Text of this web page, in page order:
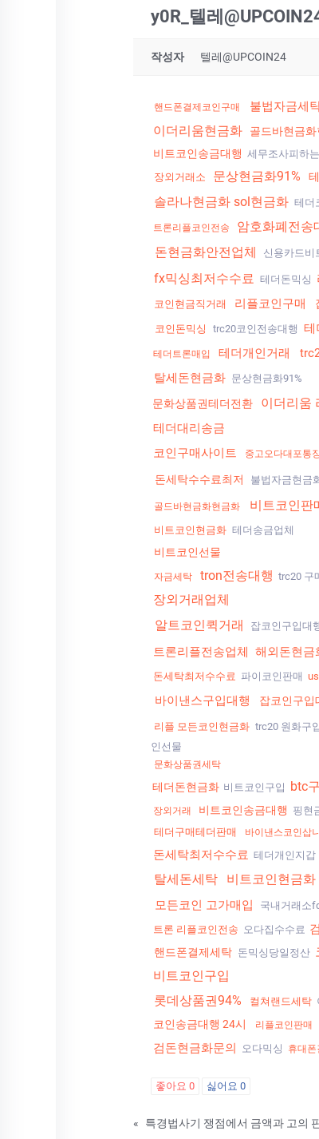
y0R_텔레
작성자 텔레@UPCOIN24
핸드폰결제코인구매 불법자금세
이더리움현금화 골드바현금
비트코인송금대행 세무조사피하
장외거래소
문상현금화91%
솔라나현금화 sol현금화 테더
트론리플코인전송 암호화폐전송
돈현금화안전업체 신용카드비
fx믹싱최저수수료 테더돈믹싱
코인현금직거래 리플코인구매
코인돈믹싱 trc20코인전송대행 테
테더트론매입 테더개인거래
탈세돈현금화 문상현금화91%
문화상품권테더전환 이더리움
테더대리송금
코인구매사이트
중고오다대포통
돈세탁수수료최저 불법자금현금
골드바현금화현금화 비트코인판
비트코인현금화 테더송금업체
비트코인선물
자금세탁 tron전송대행 trc20 구
장외거래업체
알트코인퀵거래
잡코인구입대
트론리플전송업체 해외돈현금
돈세탁최저수수료 파이코인판매
바이낸스구입대행 잡코인구입
리플 모든코인현금화 trc20 원화구
인선물
문화상품권세탁
테더돈현금화 비트코인구입 btc
장외거래 비트코인송금대행 핑현
테더구매테더판매
바이낸스코인삽
돈세탁최저수수료 테더개인지갑
탈세돈세탁 비트코인현금화
모든코인 고가매입
국내거래소
트론 리플코인전송 오다집수수료
핸드폰결제세탁 돈믹싱당일정산
비트코인구입
롯데상품권94%
컬쳐랜드세탁
코인송금대행 24시 리플코인판매
검돈현금화문의 오다믹싱 휴대
좋아요 0 싫어요 0
« 특경법사기 쟁점에서 금액과 고의